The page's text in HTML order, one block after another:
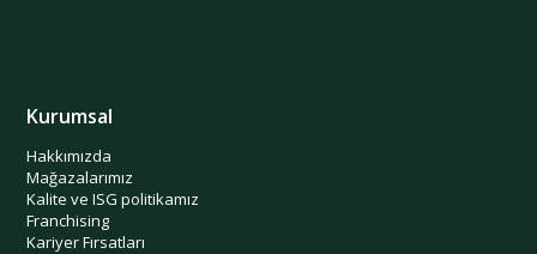
Kurumsal
Hakkımızda
Mağazalarımız
Kalite ve ISG politikamız
Franchising
Kariyer Fırsatları